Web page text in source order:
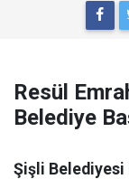
Resül
Belediye
Şişli Belediyesi